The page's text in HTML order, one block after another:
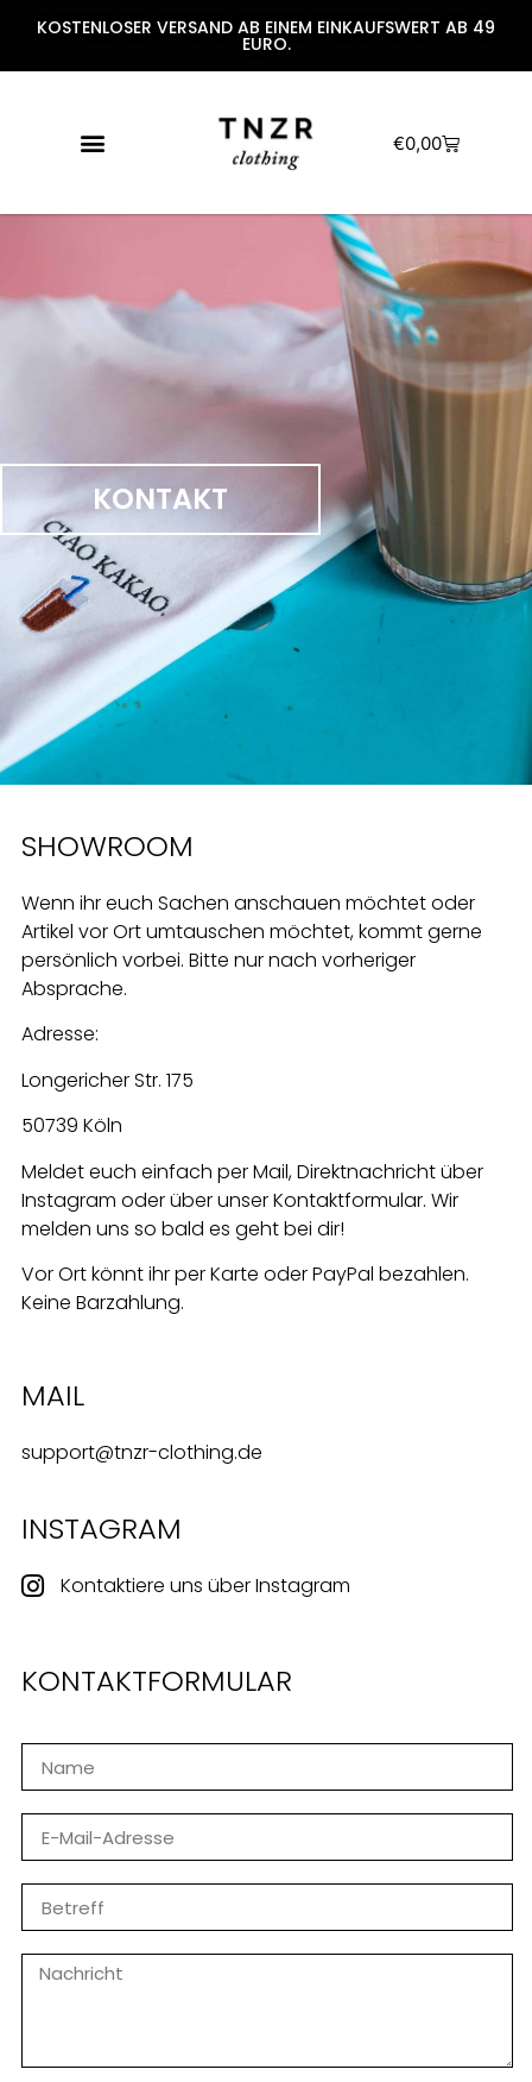
KOSTENLOSER VERSAND AB EINEM EINKAUFSWERT AB 49
EURO.
€0,00
KONTAKT
SHOWROOM
Wenn ihr euch Sachen anschauen möchtet oder
Artikel vor Ort umtauschen möchtet, kommt gerne
persönlich vorbei. Bitte nur nach vorheriger
Absprache.
Adresse:
Longericher Str. 175
50739 Köln
Meldet euch einfach per Mail, Direktnachricht über
Instagram oder über unser Kontaktformular. Wir
melden uns so bald es geht bei dir!
Vor Ort könnt ihr per Karte oder PayPal bezahlen.
Keine Barzahlung.
MAIL
support@tnzr-clothing.de
INSTAGRAM
Kontaktiere uns über Instagram
KONTAKTFORMULAR